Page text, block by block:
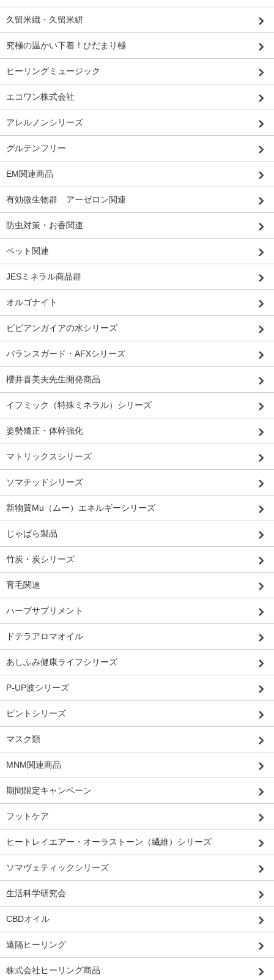
久留米織・久留米絣
究極の温かい下着！ひだまり極
ヒーリングミュージック
エコワン株式会社
アレルノンシリーズ
グルテンフリー
EM関連商品
有効微生物群 アーゼロン関連
防虫対策・お香関連
ペット関連
JESミネラル商品群
オルゴナイト
ビビアンガイアの水シリーズ
バランスガード・AFXシリーズ
櫻井喜美夫先生開発商品
イフミック（特殊ミネラル）シリーズ
姿勢矯正・体幹強化
マトリックスシリーズ
ソマチッドシリーズ
新物質Mu（ムー）エネルギーシリーズ
じゃばら製品
竹炭・炭シリーズ
育毛関連
ハーブサプリメント
ドテラアロマオイル
あしふみ健康ライフシリーズ
P-UP波シリーズ
ピントシリーズ
マスク類
MNM関連商品
期間限定キャンペーン
フットケア
ヒートレイエアー・オーラストーン（繊維）シリーズ
ソマヴェティックシリーズ
生活科学研究会
CBDオイル
遠隔ヒーリング
株式会社ヒーリング商品